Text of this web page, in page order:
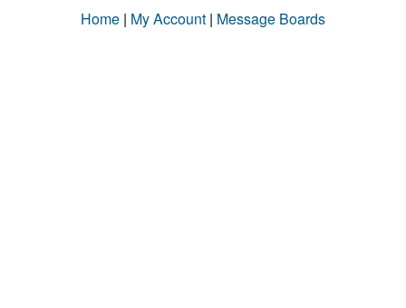
Home | My Account | Message Boards